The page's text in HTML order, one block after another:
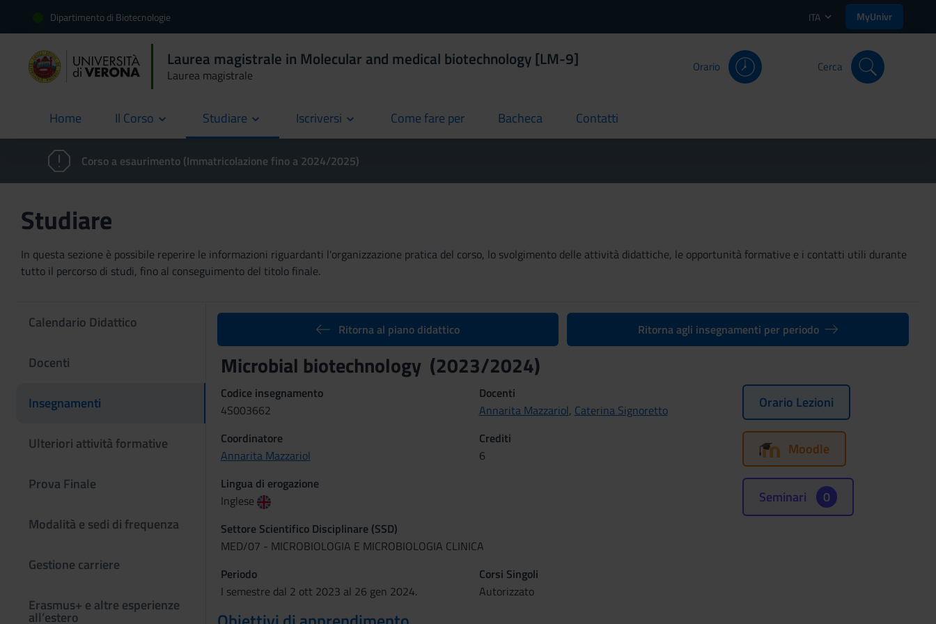
Dipartimento di Biotecnologie ITA MyUnivr
Laurea magistrale in Molecular and medical biotechnology [LM-9]
Laurea magistrale
Orario Cerca
Home
current Il Corso Studiare Iscriversi Come fare per
current Bacheca
current Contatti
current
Corso a esaurimento (Immatricolazione fino a 2024/2025)
Studiare
In questa sezione è possibile reperire le informazioni riguardanti l'organizzazione pratica del corso, lo svolgimento delle attività didattiche, le opportunità formative e i contatti utili durante
tutto il percorso di studi, fino al conseguimento del titolo finale.
Calendario Didattico
Docenti
Insegnamenti
Ulteriori attività formative
Prova Finale
Modalità e sedi di frequenza
Gestione carriere
Erasmus+ e altre esperienze
all’estero
Ritorna al piano didattico Ritorna agli insegnamenti per periodo
Microbial biotechnology (2023/2024)
Codice insegnamento
4S003662
Docenti
Annarita Mazzariol, Caterina Signoretto
Coordinatore
Annarita Mazzariol
Crediti
6
Lingua di erogazione
Inglese
Settore Scientifico Disciplinare (SSD)
MED/07 - MICROBIOLOGIA E MICROBIOLOGIA CLINICA
Periodo
I semestre dal 2 ott 2023 al 26 gen 2024.
Corsi Singoli
Autorizzato
Orario Lezioni
Moodle
Seminari 0